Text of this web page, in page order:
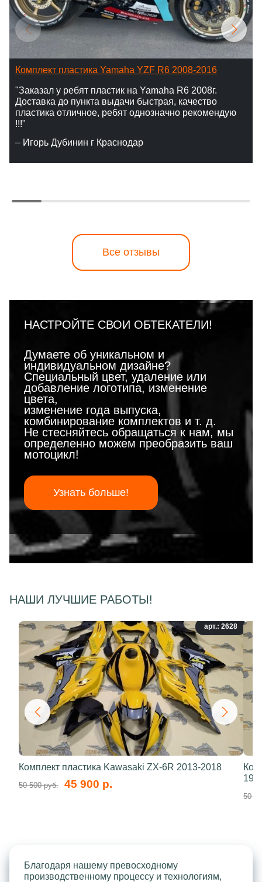
Комплект пластика Yamaha YZF R6 2008-2016
"Заказал у ребят пластик на Yamaha R6 2008г.
Доставка до пункта выдачи быстрая, качество
пластика отличное, ребят однозначно рекомендую
!!!"
– Игорь Дубинин г Краснодар
Все отзывы
НАСТРОЙТЕ СВОИ ОБТЕКАТЕЛИ!
Думаете об уникальном и
индивидуальном дизайне?
Специальный цвет, удаление или
добавление логотипа, изменение
цвета,
изменение года выпуска,
комбинирование комплектов и т. д.
Не стесняйтесь обращаться к нам, мы
определенно можем преобразить ваш
мотоцикл!
Узнать больше!
НАШИ ЛУЧШИЕ РАБОТЫ!
арт.: 2628
Комплект пластика Kawasaki ZX-6R 2013-2018
50 500 руб. 45 900 р.
50
Благодаря нашему превосходному
производственному процессу и технологиям,